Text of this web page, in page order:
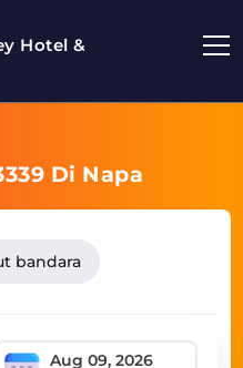
Hotel &
Di Napa
bandara